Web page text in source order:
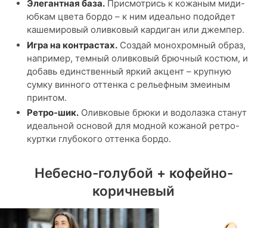
Элегантная база. Присмотрись к кожаным миди-
юбкам цвета бордо – к ним идеально подойдет
кашемировый оливковый кардиган или джемпер.
Игра на контрастах. Создай монохромный образ,
например, темный оливковый брючный костюм, и
добавь единственный яркий акцент – крупную
сумку винного оттенка с рельефным змеиным
принтом.
Ретро-шик. Оливковые брюки и водолазка станут
идеальной основой для модной кожаной ретро-
куртки глубокого оттенка бордо.
Небесно-голубой + кофейно-
коричневый